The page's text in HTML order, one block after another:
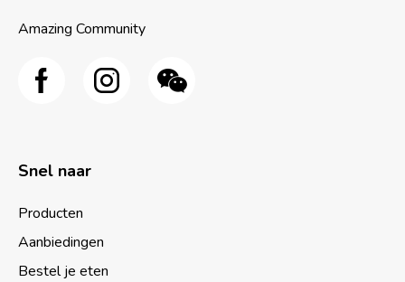
Amazing Community
Snel naar
Producten
Aanbiedingen
Bestel je eten